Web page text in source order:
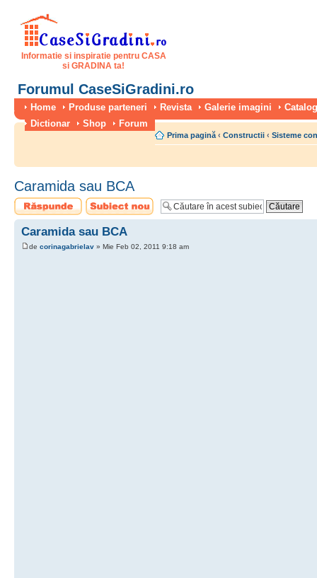
Informatie si inspiratie pentru CASA
si GRADINA ta!
Forumul CaseSiGradini.ro
Home Produse parteneri Revista Galerie imagini
Dictionar
Shop Forum
Prima pagină ‹ Constructii ‹ Sisteme
Caramida sau BCA
Scrie un răspuns
Scrie un subiect
nou
Caramida sau BCA
de corinagabrielav » Mie Feb 02, 2011 9:18 am